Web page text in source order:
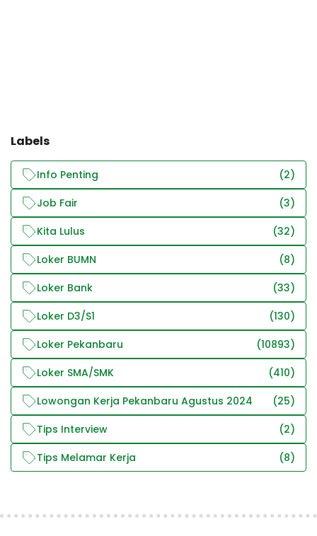
Labels
Info Penting
(2)
Job Fair
(3)
Kita Lulus
(32)
Loker BUMN
(8)
Loker Bank
(33)
Loker D3/S1
(130)
Loker Pekanbaru
(10893)
Loker SMA/SMK
(410)
Lowongan Kerja Pekanbaru Agustus 2024
(25)
Tips Interview
(2)
Tips Melamar Kerja
(8)